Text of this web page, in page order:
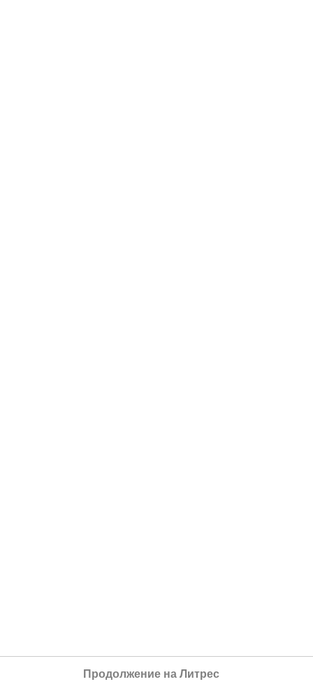
Продолжение на Литрес